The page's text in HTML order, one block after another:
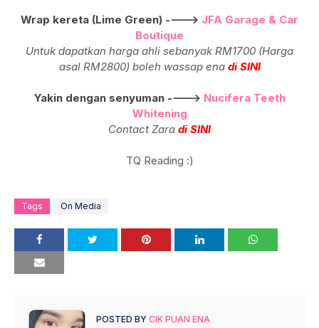
Wrap kereta (Lime Green) ----> JFA Garage & Car
Boutique
Untuk dapatkan harga ahli sebanyak RM1700 (Harga
asal RM2800) boleh wassap ena di SINI
Yakin dengan senyuman ----> Nucifera Teeth
Whitening
Contact Zara di SINI
TQ Reading :)
Tags On Media
POSTED BY CIK PUAN ENA